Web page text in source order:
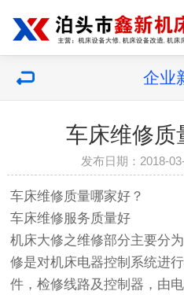
企业
车床维修质
发布日期：2018-
车床维修质量哪家好？
车床维修服务质量好
机床大修之维修部分主要分
修是对机床电器控制系统进
件，检修线路及控制器，由